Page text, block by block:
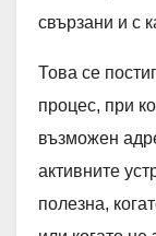
свързани и с
Това се
процес, при
възможен
активните
полезна,